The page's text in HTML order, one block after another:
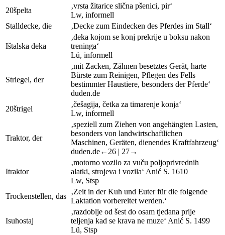
20špelta
‚vrsta žitarice slična pšenici, pir‘
Lw, informell
Stalldecke, die
‚Decke zum Eindecken des Pferdes im Stall‘
Ištalska deka
‚deka kojom se konj prekrije u boksu nakon
treninga‘
Lü, informell
Striegel, der
‚mit Zacken, Zähnen besetztes Gerät, harte
Bürste zum Reinigen, Pflegen des Fells
bestimmter Haustiere, besonders der Pferde‘
duden.de
20štrigel
‚češagija, četka za timarenje konja‘
Lw, informell
Traktor, der
‚speziell zum Ziehen von angehängten Lasten,
besonders von landwirtschaftlichen
Maschinen, Geräten, dienendes Kraftfahrzeug‘
duden.de←26 | 27→
Itraktor
‚motorno vozilo za vuču poljoprivrednih
alatki, strojeva i vozila‘ Anić S. 1610
Lw, Stsp
Trockenstellen, das
‚Zeit in der Kuh und Euter für die folgende
Laktation vorbereitet werden.‘
Isuhostaj
‚razdoblje od šest do osam tjedana prije
teljenja kad se krava ne muze‘ Anić S. 1499
Lü, Stsp